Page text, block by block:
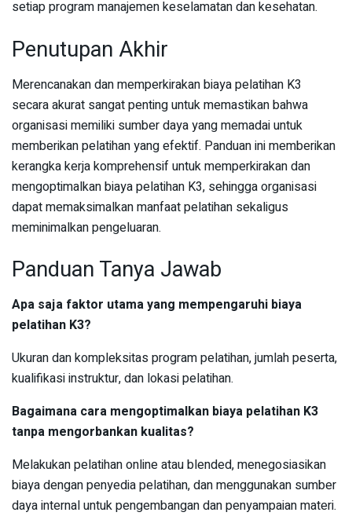
setiap program manajemen keselamatan dan kesehatan.
Penutupan Akhir
Merencanakan dan memperkirakan biaya pelatihan K3
secara akurat sangat penting untuk memastikan bahwa
organisasi memiliki sumber daya yang memadai untuk
memberikan pelatihan yang efektif. Panduan ini memberikan
kerangka kerja komprehensif untuk memperkirakan dan
mengoptimalkan biaya pelatihan K3, sehingga organisasi
dapat memaksimalkan manfaat pelatihan sekaligus
meminimalkan pengeluaran.
Panduan Tanya Jawab
Apa saja faktor utama yang mempengaruhi biaya
pelatihan K3?
Ukuran dan kompleksitas program pelatihan, jumlah peserta,
kualifikasi instruktur, dan lokasi pelatihan.
Bagaimana cara mengoptimalkan biaya pelatihan K3
tanpa mengorbankan kualitas?
Melakukan pelatihan online atau blended, menegosiasikan
biaya dengan penyedia pelatihan, dan menggunakan sumber
daya internal untuk pengembangan dan penyampaian materi.